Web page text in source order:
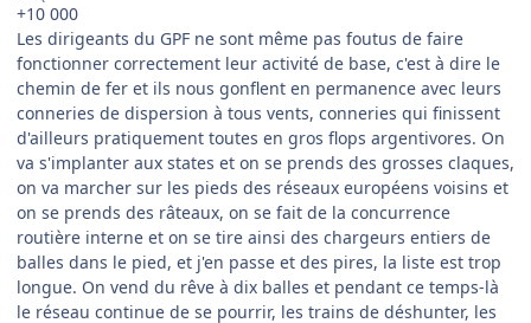
+10 000
Les dirigeants du GPF ne sont même pas foutus de faire
fonctionner correctement leur activité de base, c'est à dire le
chemin de fer et ils nous gonflent en permanence avec leurs
conneries de dispersion à tous vents, conneries qui finissent
d'ailleurs pratiquement toutes en gros flops argentivores. On
va s'implanter aux states et on se prends des grosses claques,
on va marcher sur les pieds des réseaux européens voisins et
on se prends des râteaux, on se fait de la concurrence
routière interne et on se tire ainsi des chargeurs entiers de
balles dans le pied, et j'en passe et des pires, la liste est trop
longue. On vend du rêve à dix balles et pendant ce temps-là
le réseau continue de se pourrir, les trains de déshunter, les